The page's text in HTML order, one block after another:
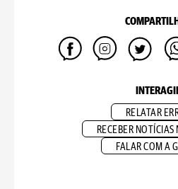
RELATAR
RECEBER NOTÍCIAS
FALAR COM A